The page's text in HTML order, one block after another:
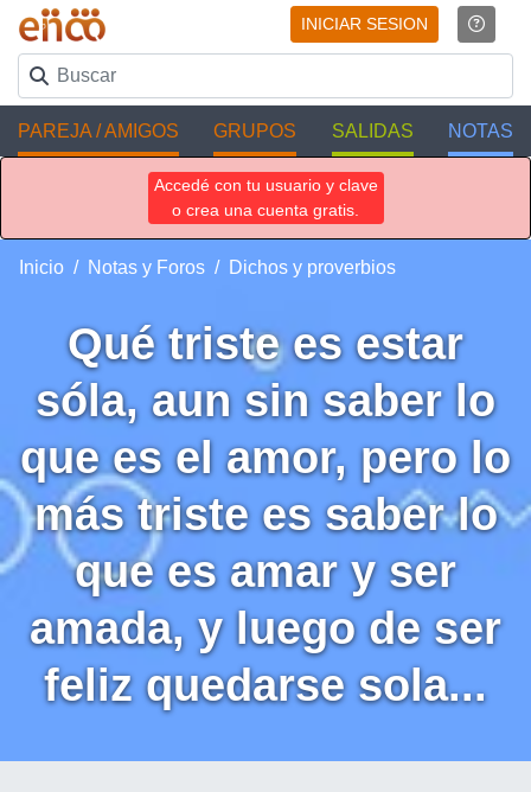
INICIAR SESION
PAREJA / AMIGOS GRUPOS SALIDAS NOTAS
Accedé con tu usuario y clave
o crea una cuenta gratis.
Inicio Notas y Foros Dichos y proverbios
Qué triste es estar
sóla, aun sin saber lo
que es el amor, pero lo
más triste es saber lo
que es amar y ser
amada, y luego de ser
feliz quedarse sola...